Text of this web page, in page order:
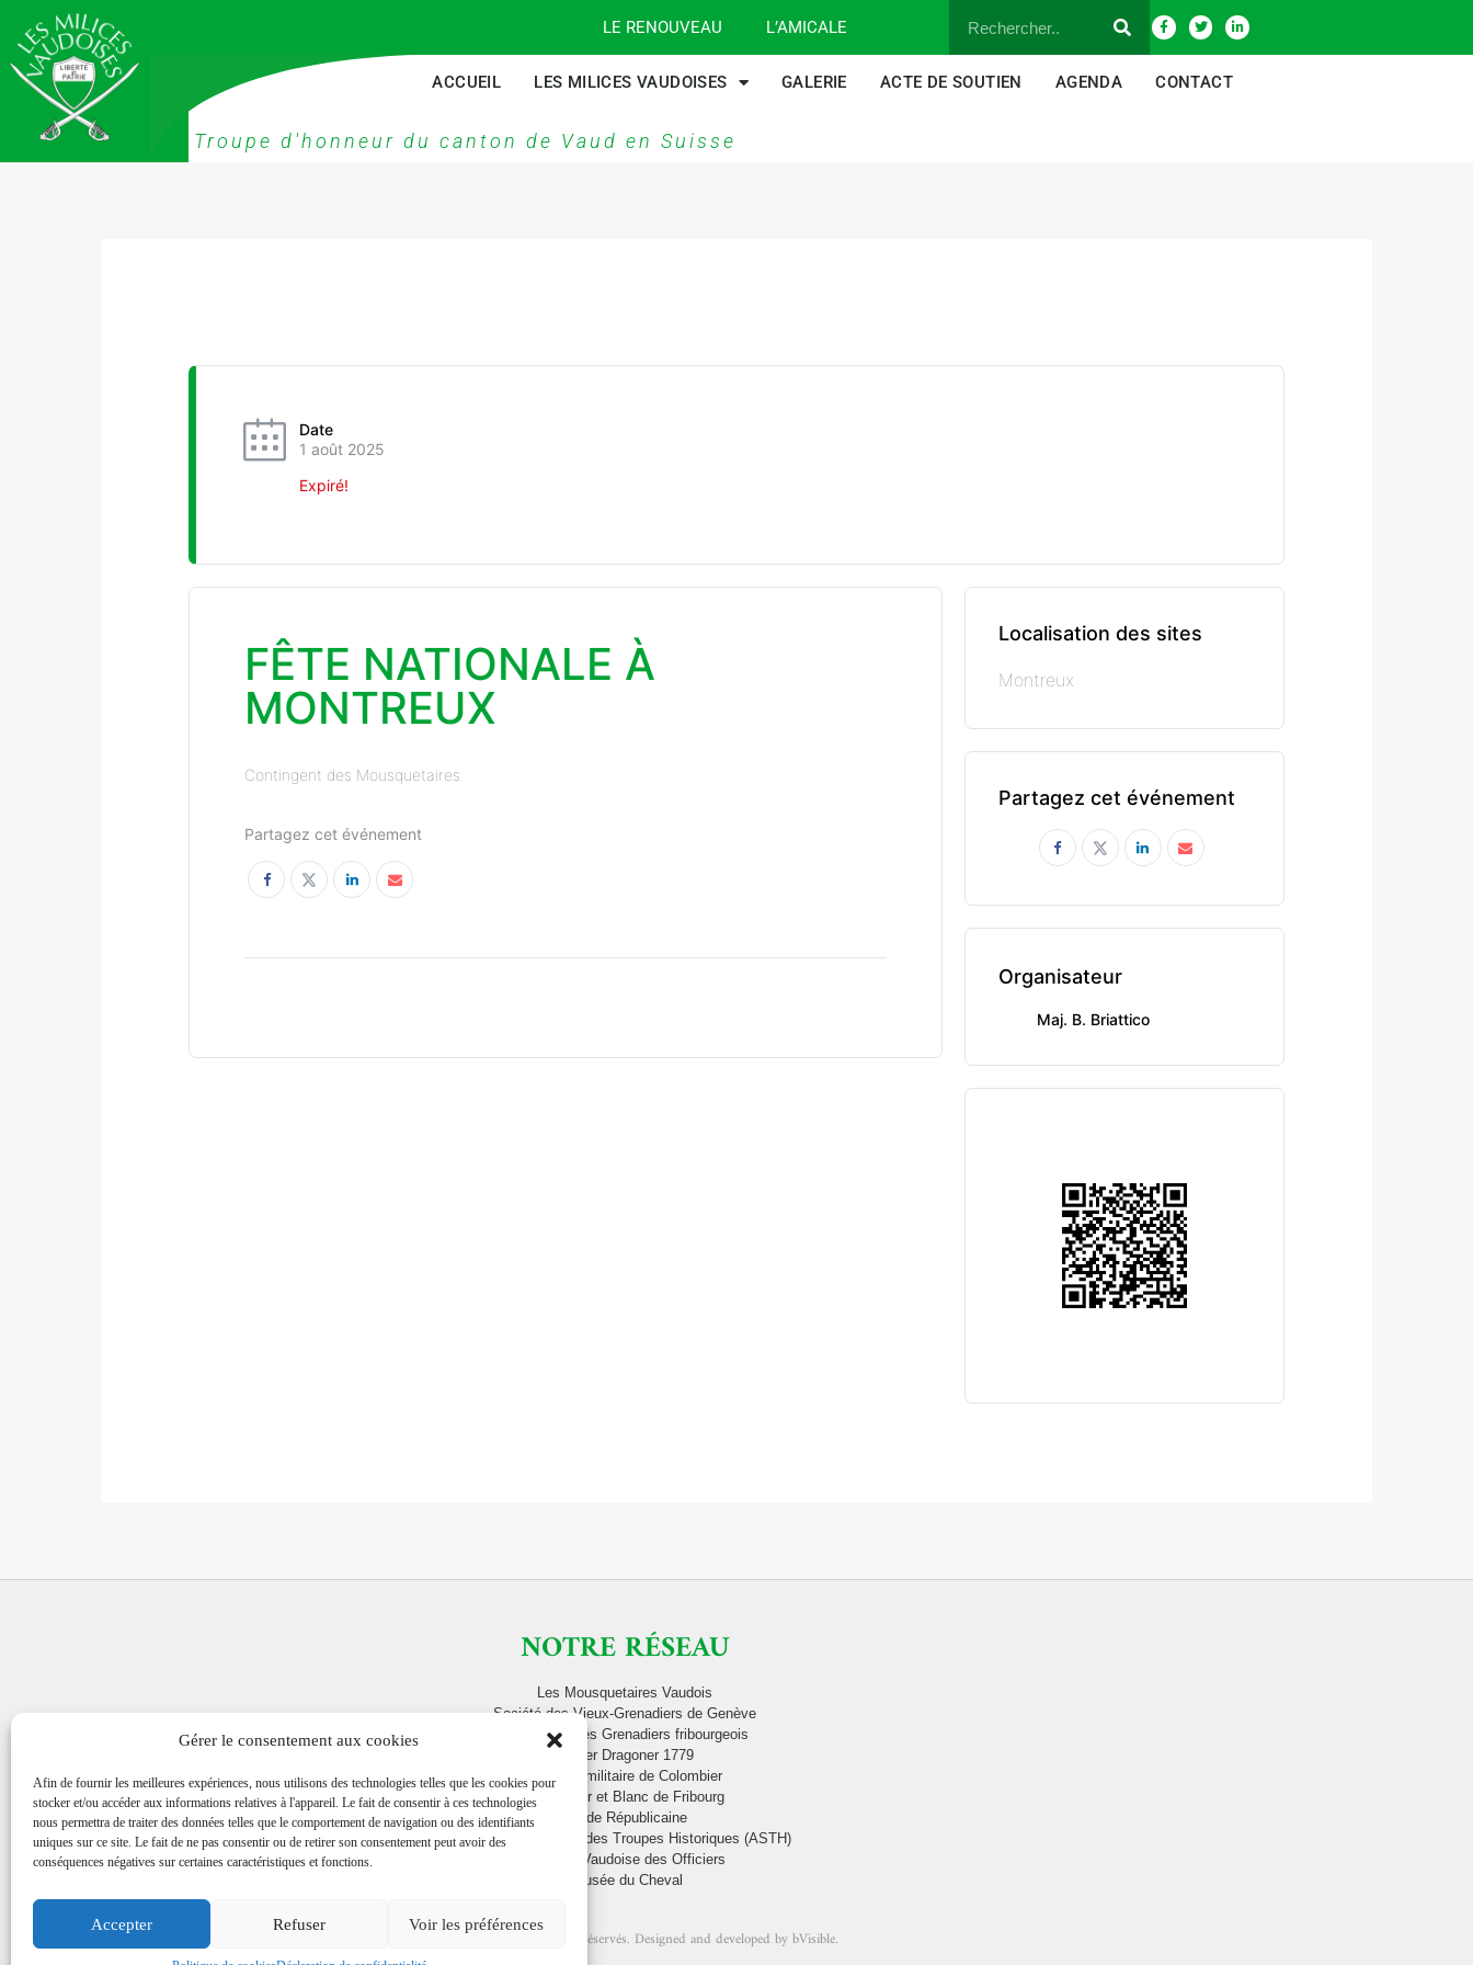
Gérer le consentement aux cookies
Afin de fournir les meilleures expériences, nous utilisons des technologies telles que les cookies pour
stocker et/ou accéder aux informations relatives à l'appareil. Le fait de consentir à ces technologies
nous permettra de traiter des données telles que le comportement de navigation ou des identifiants
uniques sur ce site. Le fait de ne pas consentir ou de retirer son consentement peut avoir des
conséquences négatives sur certaines caractéristiques et fonctions.
Accepter Refuser Voir les préférences
LE RENOUVEAU L’AMICALE
ACCUEIL LES MILICES VAUDOISES GALERIE ACTE DE SOUTIEN AGENDA CONTACT
Troupe d'honneur du canton de Vaud en Suisse
Date
1 août 2025
Expiré!
FÊTE NATIONALE À
MONTREUX
Contingent des Mousquetaires.
Partagez cet événement
Localisation des sites
Montreux
Partagez cet événement
Organisateur
Maj. B. Briattico
NOTRE RÉSEAU
Les Mousquetaires Vaudois
Société des Vieux-Grenadiers de Genève
Contingent des Grenadiers fribourgeois
Berner Dragoner 1779
Musique militaire de Colombier
Cadre Noir et Blanc de Fribourg
Garde Républicaine
Association Suisse des Troupes Historiques (ASTH)
Société Vaudoise des Officiers
Musée du Cheval
Copyright 2021. Tous droits réservés. Designed and developed bybVisible.